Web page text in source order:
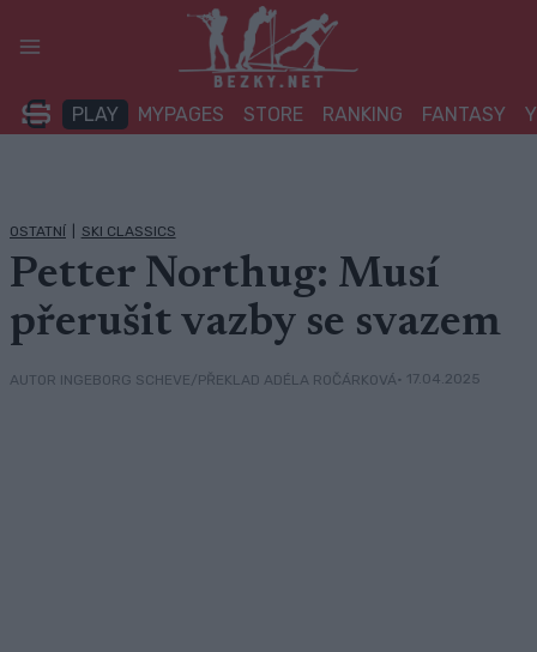
PLAY MYPAGES STORE RANKING FANTASY
OSTATNÍ SKI CLASSICS
Petter Northug: Musí
přerušit vazby se svazem
AUTOR INGEBORG SCHEVE/PŘEKLAD ADÉLA ROČÁRKOVÁ• 17.04.2025